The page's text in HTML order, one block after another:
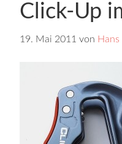
Click-Up
19. Mai 2011 von Hans